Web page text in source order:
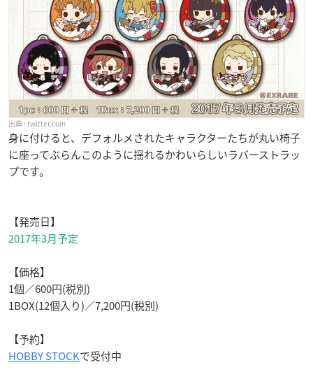
twitter.com
身に付けると、デフォルメされたキャラクターたちが丸い椅子
に座ってぶらんこのように揺れるかわいらしいラバーストラッ
プです。
【発売日】
2017年3月予定
【価格】
1個／600円(税別)
1BOX(12個入り)／7,200円(税別)
【予約】
HOBBY STOCKで受付中